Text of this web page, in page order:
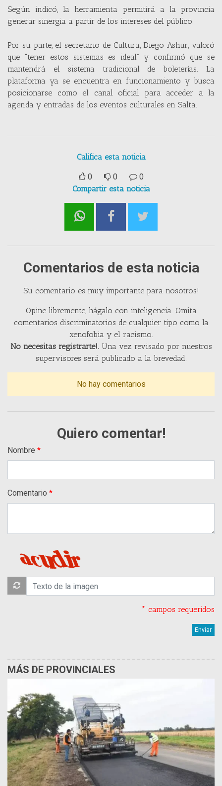
Según indicó, la herramienta permitirá a la provincia
generar sinergia a partir de los intereses del público.
Por su parte, el secretario de Cultura, Diego Ashur, valoró
que “tener estos sistemas es ideal” y confirmó que se
mantendrá el sistema tradicional de boleterías. La
plataforma ya se encuentra en funcionamiento y busca
posicionarse como el canal oficial para acceder a la
agenda y entradas de los eventos culturales en Salta.
Califica esta noticia
0 0
0
Compartir esta noticia
Comentarios de esta noticia
Su comentario es muy importante para nosotros!
Opine libremente, hágalo con inteligencia. Omita
comentarios discriminatorios de cualquier tipo como la
xenofobia y el racismo.
No necesitas registrarte!.Una vez revisado por nuestros
supervisores será publicado a la brevedad.
No hay comentarios
Quiero comentar!
Nombre
Comentario
* campos requeridos
MÁS DE PROVINCIALES